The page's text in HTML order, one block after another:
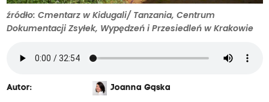
źródło: Cmentarz w Kidugali/ Tanzania, Centrum
Dokumentacji Zsyłek, Wypędzeń i Przesiedleń w Krakowie
Autor: Joanna Gąska